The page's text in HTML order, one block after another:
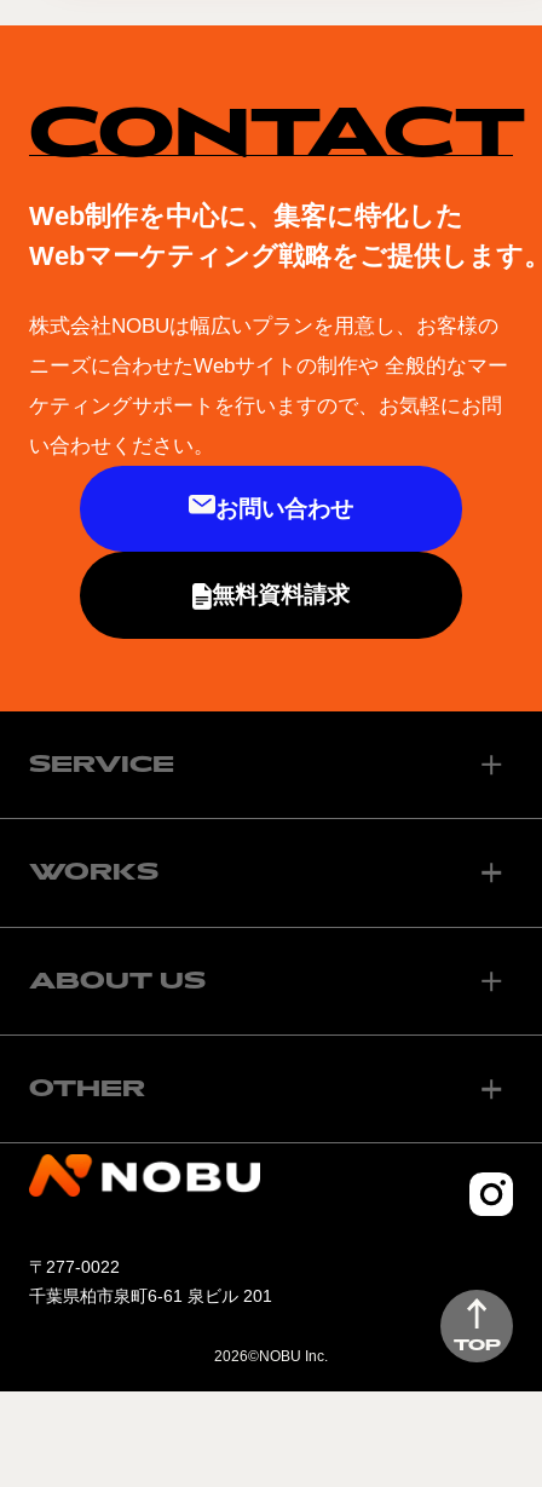
CONTACT
Web制作を中心に、集客に特化した
Webマーケティング戦略をご提供します
株式会社NOBUは幅広いプランを用意し、お客様の
ニーズに合わせたWebサイトの制作や 全般的なマー
ケティングサポートを行いますので、お気軽にお問
い合わせください。
お問い合わせ
無料資料請求
TOP
〒277-0022
千葉県柏市泉町6-61 泉ビル 201
SERVICE
WORKS
ABOUT US
OTHER
2026©NOBU Inc.